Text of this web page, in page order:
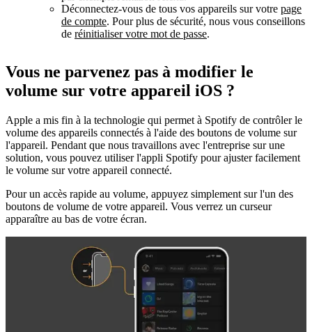
Déconnectez-vous de tous vos appareils sur votre page
de compte. Pour plus de sécurité, nous vous conseillons
de réinitialiser votre mot de passe.
Vous ne parvenez pas à modifier le
volume sur votre appareil iOS ?
Apple a mis fin à la technologie qui permet à Spotify de contrôler le
volume des appareils connectés à l'aide des boutons de volume sur
l'appareil. Pendant que nous travaillons avec l'entreprise sur une
solution, vous pouvez utiliser l'appli Spotify pour ajuster facilement
le volume sur votre appareil connecté.
Pour un accès rapide au volume, appuyez simplement sur l'un des
boutons de volume de votre appareil. Vous verrez un curseur
apparaître au bas de votre écran.